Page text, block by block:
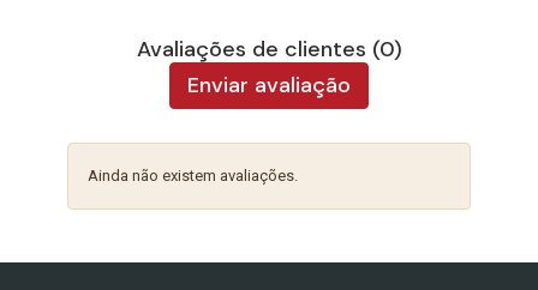
Avaliações de clientes (0)
Enviar avaliação
Ainda não existem avaliações.